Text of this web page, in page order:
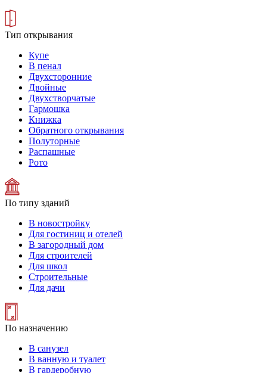
Тип открывания
Купе
В пенал
Двухсторонние
Двойные
Двухстворчатые
Гармошка
Книжка
Обратного открывания
Полуторные
Распашные
Рото
По типу зданий
В новостройку
Для гостиниц и отелей
В загородный дом
Для строителей
Для школ
Строительные
Для дачи
По назначению
В санузел
В ванную и туалет
В гардеробную